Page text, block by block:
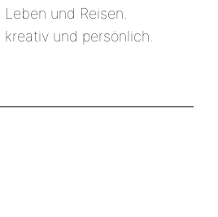
Leben und Reisen.
und persönlich.